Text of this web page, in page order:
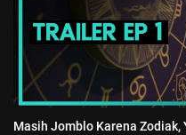
Masih Jomblo Karena Zodiak,